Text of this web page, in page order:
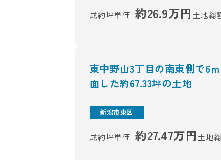
成約坪単価 約26.9万円 土地総
東中野山3丁目の南東側で6
面した約67.33坪の土地
新潟市東区
成約坪単価 約27.47万円 土地